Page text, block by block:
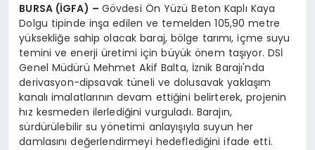
BURSA (İGFA) – Gövdesi Ön Yüzü Beton Kaplı Kaya
Dolgu tipinde inşa edilen ve temelden 105,90 metre
yüksekliğe sahip olacak baraj, bölge tarımı, içme suyu
temini ve enerji üretimi için büyük önem taşıyor. DSİ
Genel Müdürü Mehmet Akif Balta, İznik Barajı'nda
derivasyon-dipsavak tüneli ve dolusavak yaklaşım
kanalı imalatlarının devam ettiğini belirterek, projenin
hız kesmeden ilerlediğini vurguladı. Barajın,
sürdürülebilir su yönetimi anlayışıyla suyun her
damlasını değerlendirmeyi hedeflediğini ifade etti.